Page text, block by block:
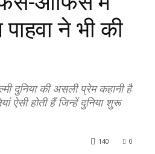
ने भी की
दुनिया की असली प्रेम कहानी है
होती हैं जिन्हें दुनिया शुरू
0
140